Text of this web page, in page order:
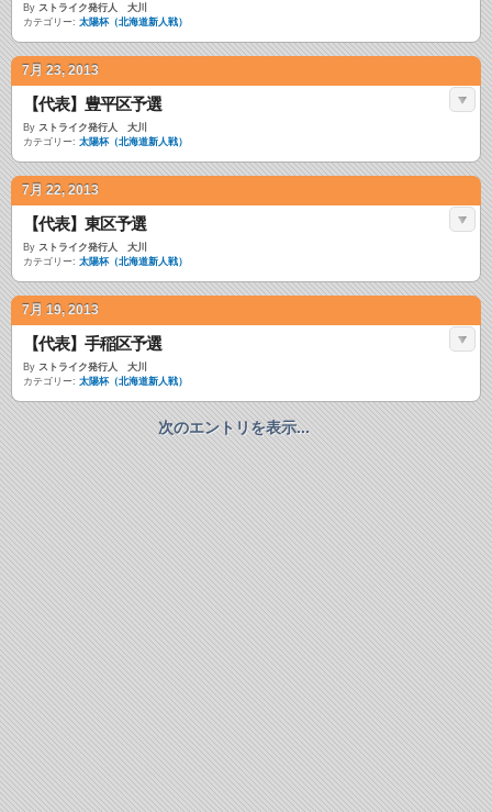
By ストライク発行人 大川
カテゴリー: 太陽杯（北海道新人戦）
7月 23, 2013
【代表】豊平区予選
By ストライク発行人 大川
カテゴリー: 太陽杯（北海道新人戦）
7月 22, 2013
【代表】東区予選
By ストライク発行人 大川
カテゴリー: 太陽杯（北海道新人戦）
7月 19, 2013
【代表】手稲区予選
By ストライク発行人 大川
カテゴリー: 太陽杯（北海道新人戦）
次のエントリを表示...